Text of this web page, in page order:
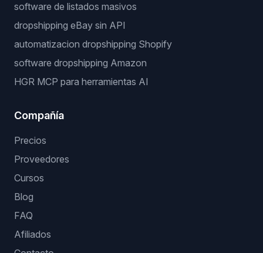
software de listados masivos
dropshipping eBay sin API
automatizacion dropshipping Shopify
software dropshipping Amazon
HGR MCP para herramientas AI
Compañía
Precios
Proveedores
Cursos
Blog
FAQ
Afiliados